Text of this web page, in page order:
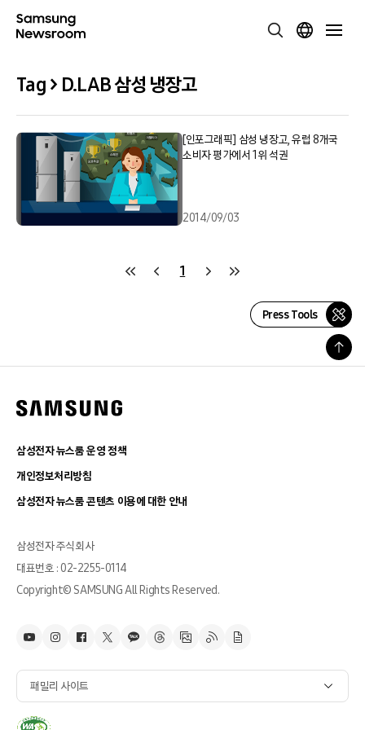
Tag > D.LAB 삼성 냉장고
[인포그래픽] 삼성 냉장고, 유럽 8개국
소비자 평가에서 1위 석권
2014/09/03
1
Press Tools
삼성전자 뉴스룸 운영 정책
개인정보처리방침
삼성전자 뉴스룸 콘텐츠 이용에 대한 안내
삼성전자 주식회사
대표번호 : 02-2255-0114
Copyright© SAMSUNG All Rights Reserved.
패밀리 사이트